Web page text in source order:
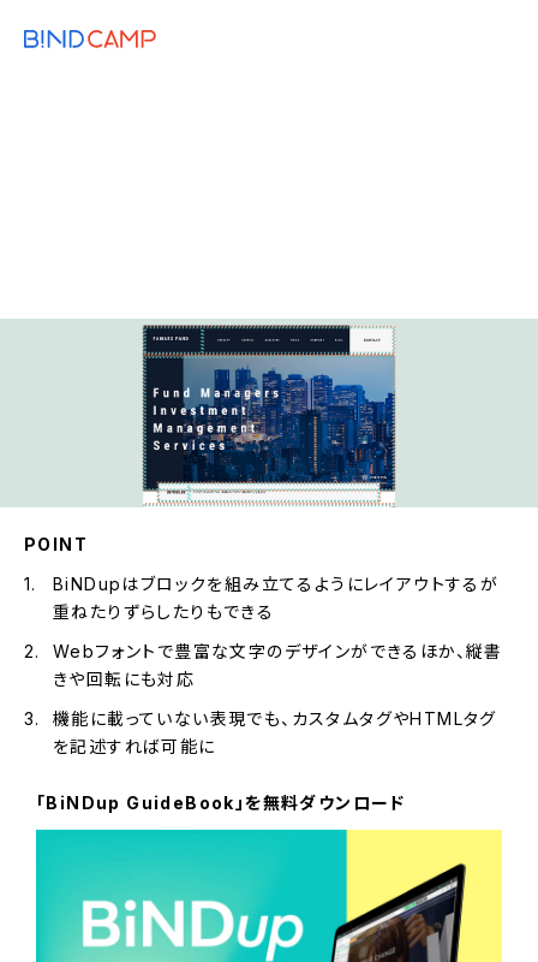
POINT
BiNDupはブロックを組み立てるようにレイアウトするが
重ねたりずらしたりもできる
Webフォントで豊富な文字のデザインができるほか、縦書
きや回転にも対応
機能に載っていない表現でも、カスタムタグやHTMLタグ
を記述すれば可能に
「BiNDup GuideBook」を無料ダウンロード